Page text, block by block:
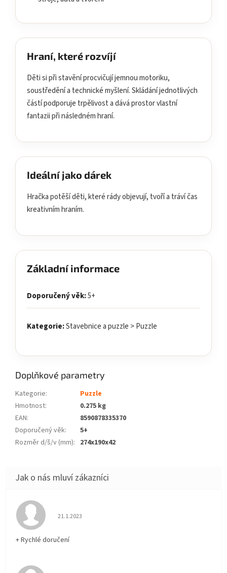
Hraní, které rozvíjí
Děti si při stavění procvičují jemnou motoriku,
soustředění a technické myšlení. Skládání jednotlivých
částí podporuje trpělivost a dává prostor vlastní
fantazii při následném hraní.
Ideální jako dárek
Hračka potěší děti, které rády objevují, tvoří a tráví čas
kreativním hraním.
Základní informace
Doporučený věk:5+
Kategorie:Stavebnice a puzzle > Puzzle
Doplňkové parametry
Kategorie:
Puzzle
Hmotnost:
0.275 kg
EAN:
8590878335370
Doporučený věk:
5+
Rozměr d/š/v (mm): 274x190x42
Hodnocení obchodu je 5 z 5 hvězdiček.
21.1.2023
+ Rychlé doručení